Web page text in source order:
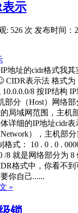
示
: 526 次 发布时间：
IP地址的cidr格式我
CIDR表示法 格式为
8 按IP结构
部分（Host）网络
局域网范围，主机
详细的IP地址cidr
），主机部
式： 10 . 0 . 0 .
/8 就是网络部分为
格式中，你看不
你自己......
»